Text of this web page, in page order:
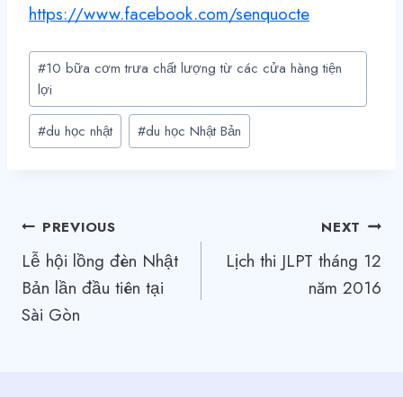
https://www.facebook.com/senquocte
Post
Tags:
#10 bữa cơm trưa chất lượng từ các cửa hàng tiện
lợi
#du học nhật #du học Nhật Bản
Điều
hướng
bài
PREVIOUS
Lễ hội lồng đèn Nhật
Bản lần đầu tiên tại
Sài Gòn
NEXT
Lịch thi JLPT tháng 12
năm 2016